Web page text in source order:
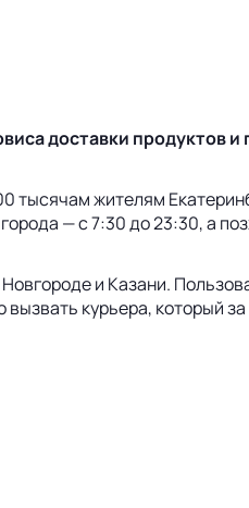
доставки продуктов
тысячам жителям
— с 7:30 до 23:30, а
и Казани.
курьера, который за